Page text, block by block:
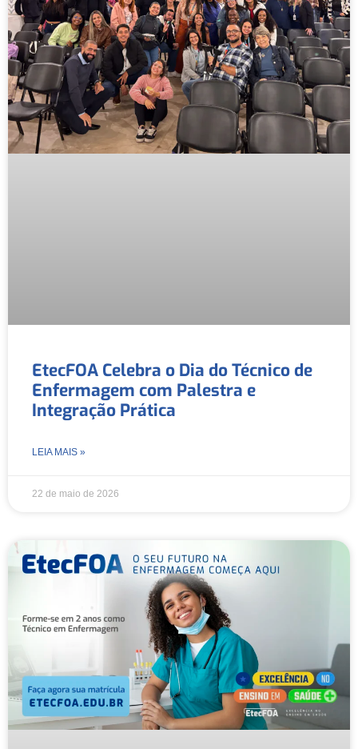
EtecFOA Celebra o Dia do Técnico de
Enfermagem com Palestra e
Integração Prática
LEIA MAIS »
22 de maio de 2026